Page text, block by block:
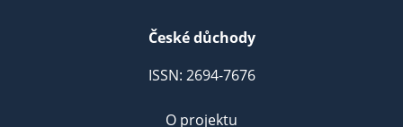
České důchody
ISSN: 2694-7676
O projektu